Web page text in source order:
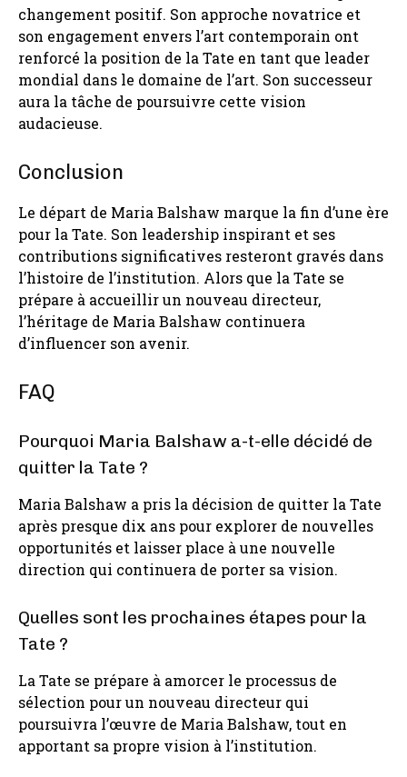
changement positif. Son approche novatrice et
son engagement envers l’art contemporain ont
renforcé la position de la Tate en tant que leader
mondial dans le domaine de l’art. Son successeur
aura la tâche de poursuivre cette vision
audacieuse.
Conclusion
Le départ de Maria Balshaw marque la fin d’une ère
pour la Tate. Son leadership inspirant et ses
contributions significatives resteront gravés dans
l’histoire de l’institution. Alors que la Tate se
prépare à accueillir un nouveau directeur,
l’héritage de Maria Balshaw continuera
d’influencer son avenir.
FAQ
Pourquoi Maria Balshaw a-t-elle décidé de
quitter la Tate ?
Maria Balshaw a pris la décision de quitter la Tate
après presque dix ans pour explorer de nouvelles
opportunités et laisser place à une nouvelle
direction qui continuera de porter sa vision.
Quelles sont les prochaines étapes pour la
Tate ?
La Tate se prépare à amorcer le processus de
sélection pour un nouveau directeur qui
poursuivra l’œuvre de Maria Balshaw, tout en
apportant sa propre vision à l’institution.